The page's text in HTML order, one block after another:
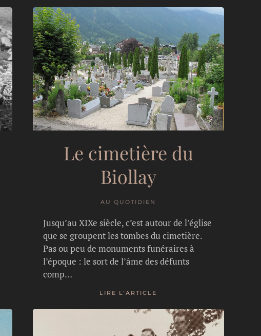
Le cimetière du
Biollay
AU QUOTIDIEN
Jusqu’au XIXe siècle, c’est autour de l’église
que se groupent les tombes du cimetière.
Pas ou peu de monuments funéraires à
l’époque : le sort de l’âme des défunts
comp…
LIRE L’ARTICLE